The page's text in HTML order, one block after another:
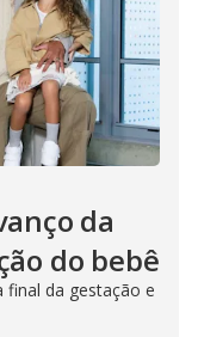
da
do bebê
final da gestação e